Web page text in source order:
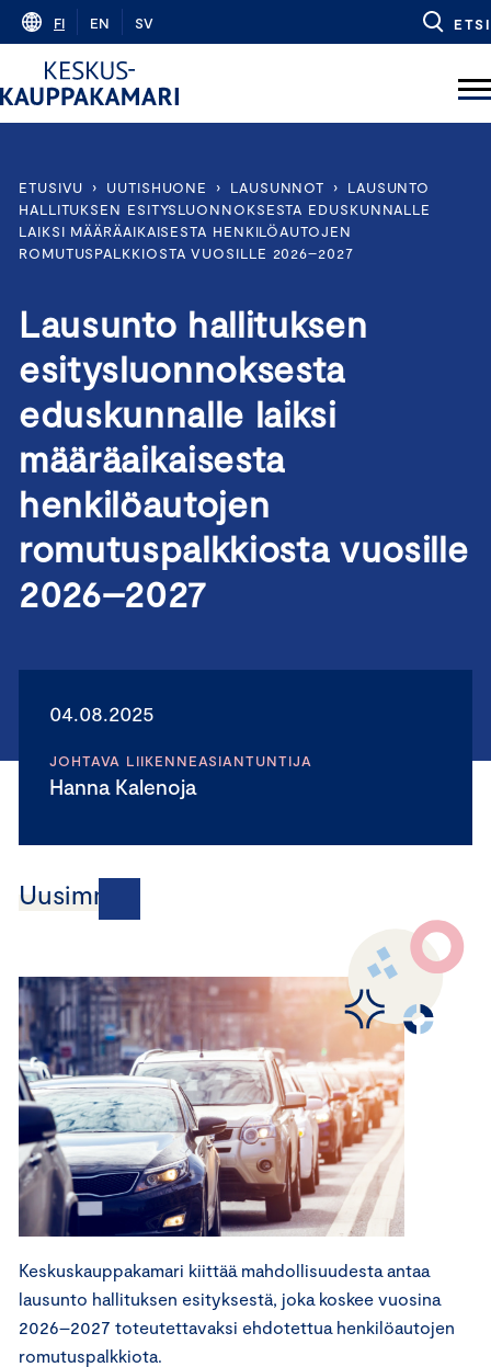
Skip
content
FI EN SV ETSI
ETUSIVU › UUTISHUONE › LAUSUNNOT ›
LAUSUNTO
HALLITUKSEN ESITYSLUONNOKSESTA EDUSKUNNALLE
LAIKSI MÄÄRÄAIKAISESTA HENKILÖAUTOJEN
ROMUTUSPALKKIOSTA VUOSILLE 2026–2027
Lausunto hallituksen
esitysluonnoksesta
eduskunnalle laiksi
määräaikaisesta
henkilöautojen
romutuspalkkiosta vuosille
2026–2027
04.08.2025
JOHTAVA LIIKENNEASIANTUNTIJA
Hanna Kalenoja
Uusimmat
Keskuskauppakamari kiittää mahdollisuudesta antaa
lausunto hallituksen esityksestä, joka koskee vuosina
2026–2027 toteutettavaksi ehdotettua henkilöautojen
romutuspalkkiota.